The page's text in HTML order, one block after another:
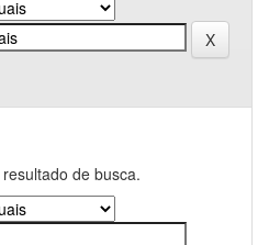
de busca.